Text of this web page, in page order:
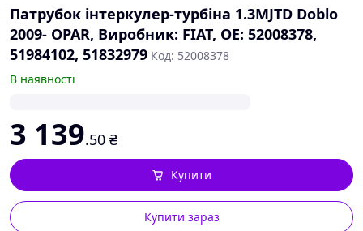
Патрубок інтеркулер-турбіна 1.3MJTD Doblo
2009- OPAR, Виробник: FIAT, OE: 52008378,
51984102, 51832979 Код: 52008378
В наявності
3 139.50 ₴
Купити зараз
Купити